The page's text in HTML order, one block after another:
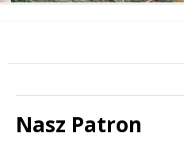
Nasz Patron